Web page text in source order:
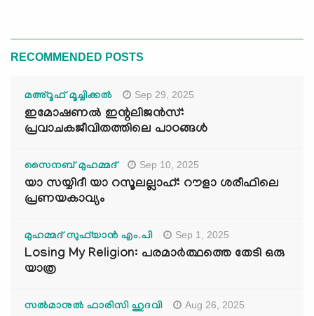
RECOMMENDED POSTS
മഅ്റൂഫ് മൂച്ചിക്കല്‍ Sep 29, 2025
ഇമോഷണൽ ഇന്റലിജൻസ്:
പ്രവാചകജീവിതത്തിലെ പാഠങ്ങൾ
സൈനബ് മുഹമ്മദ് Sep 10, 2025
യാ സയ്യിദീ യാ റസൂലല്ലാഹ്: റൗളാ ശരീഫിലെ
പ്രണയകാവ്യം
മുഹമ്മദ് സുഫ്‌യാൻ എം.പി Sep 1, 2025
Losing My Religion: പരമാർത്ഥത്തെ തേടി ഒരു
യാത്ര
സൽമാനുൽ ഫാരിസി ഹുദവി Aug 26, 2025